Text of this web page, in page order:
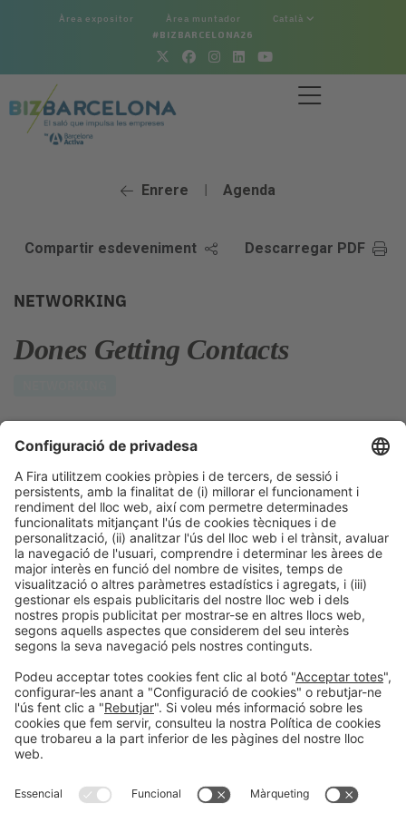
Àrea expositor Àrea muntador Català
#BIZBARCELONA26
Enrere | Agenda
Compartir esdeveniment Descarregar PDF
NETWORKING
Dones Getting Contacts
Dijous 16, 15:00h - 16:00h
Networking 1
Registre previ
En aquest networking podràs connectar amb dones
emprenedores, empresàries i professionals. A través d’aquesta
suport del CAOCB i la Intercol·legial.
Inscripció:https://gettingcontacts.com/ca/alta-usuari/